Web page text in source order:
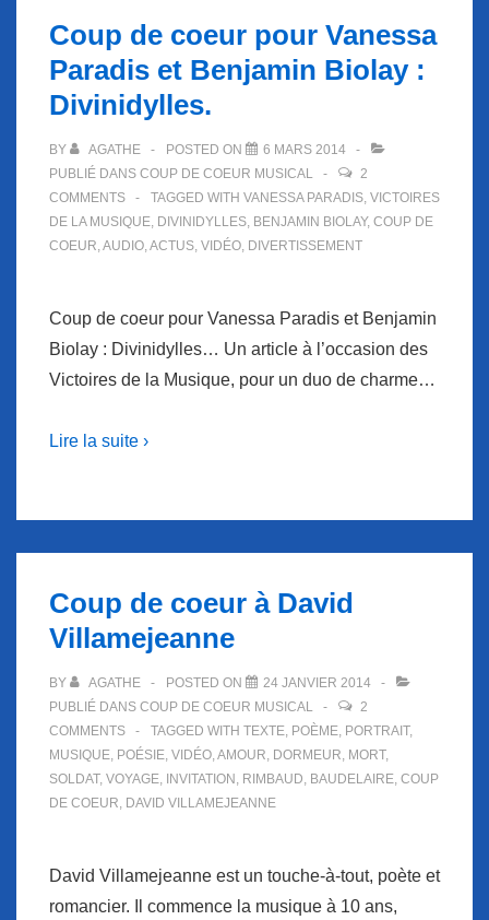
Coup de coeur pour Vanessa
Paradis et Benjamin Biolay :
Divinidylles.
BY AGATHE POSTED ON
6 MARS 2014
PUBLIÉ DANS COUP DE COEUR MUSICAL
2
COMMENTS
TAGGED WITH VANESSA PARADIS, VICTOIRES
DE LA MUSIQUE, DIVINIDYLLES, BENJAMIN BIOLAY, COUP DE
COEUR,AUDIO,ACTUS, VIDÉO, DIVERTISSEMENT
Coup de coeur pour Vanessa Paradis et Benjamin
Biolay : Divinidylles… Un article à l’occasion des
Victoires de la Musique, pour un duo de charme…
Lire la suite ›
Coup de coeur à David
Villamejeanne
BY AGATHE POSTED ON
24 JANVIER 2014
PUBLIÉ DANS COUP DE COEUR MUSICAL
2
COMMENTS
TAGGED WITH TEXTE, POÈME, PORTRAIT,
MUSIQUE, POÉSIE, VIDÉO,AMOUR, DORMEUR, MORT,
SOLDAT, VOYAGE, INVITATION , RIMBAUD, BAUDELAIRE, COUP
DE COEUR, DAVID VILLAMEJEANNE
David Villamejeanne est un touche-à-tout, poète et
romancier. Il commence la musique à 10 ans,